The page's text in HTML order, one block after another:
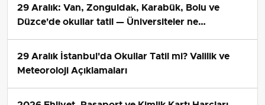
29 Aralık: Van, Zonguldak, Karabük, Bolu ve
Düzce'de okullar tatil — Üniversiteler ne
29 Aralık İstanbul'da Okullar Tatil mi? Valilik ve
Meteoroloji Açıklamaları